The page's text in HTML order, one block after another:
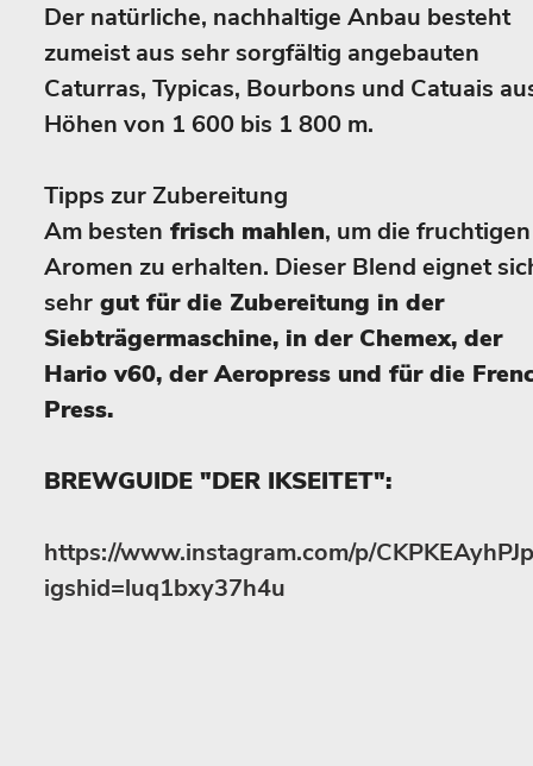
Der natürliche, nachhaltige Anbau besteht
zumeist aus sehr sorgfältig angebauten
Caturras, Typicas, Bourbons und Catuais
Höhen von 1 600 bis 1 800 m.
Tipps zur Zubereitung
Am besten frisch mahlen, um die fruchtigen
Aromen zu erhalten. Dieser Blend eignet
sehr gut für die Zubereitung in der
Siebträgermaschine, in der Chemex, der
Hario v60, der Aeropress und für die
Press.
BREWGUIDE "DER IKSEITET":
https://www.instagram.com/p/
igshid=luq1bxy37h4u